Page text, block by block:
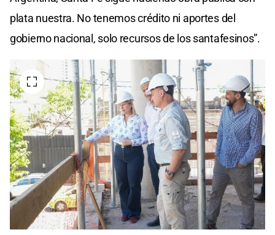
plata nuestra. No tenemos crédito ni aportes del
gobierno nacional, solo recursos de los santafesinos”.